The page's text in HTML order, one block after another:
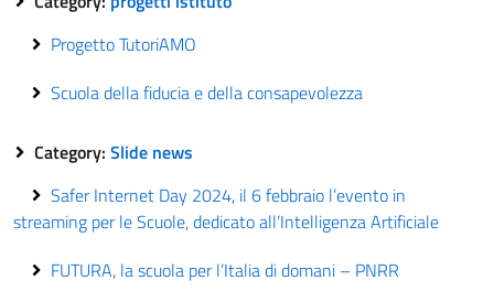
Progetto TutoriAMO
Scuola della fiducia e della consapevolezza
Category: Slide news
Safer Internet Day 2024, il 6 febbraio l’evento in
streaming per le Scuole, dedicato all’Intelligenza Artificiale
FUTURA, la scuola per l’Italia di domani – PNRR